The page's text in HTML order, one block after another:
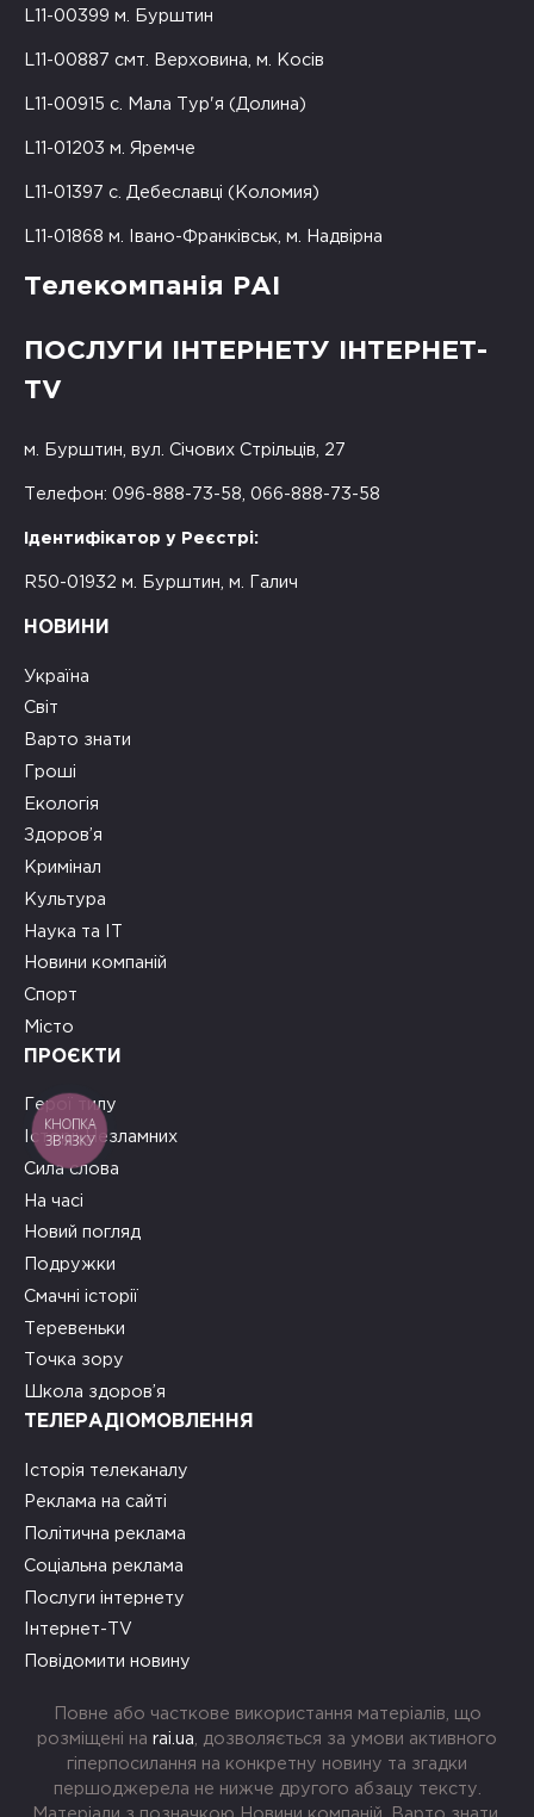
L11-00399 м. Бурштин
L11-00887 смт. Верховина, м. Косів
L11-00915 с. Мала Тур'я (Долина)
L11-01203 м. Яремче
L11-01397 с. Дебеславці (Коломия)
L11-01868 м. Івано-Франківськ, м. Надвірна
Телекомпанія РАІ
ПОСЛУГИ ІНТЕРНЕТУ ІНТЕРНЕТ-
TV
м. Бурштин, вул. Січових Стрільців, 27
Телефон: 096-888-73-58, 066-888-73-58
Ідентифікатор у Реєстрі:
R50-01932 м. Бурштин, м. Галич
НОВИНИ
Україна
Світ
Варто знати
Гроші
Екологія
Здоров’я
Кримінал
Культура
Наука та ІТ
Новини компаній
Спорт
Місто
ПРОЄКТИ
Герої тилу
Історії Незламних
Сила слова
На часі
Новий погляд
Подружки
Смачні історії
Теревеньки
Точка зору
Школа здоров’я
ТЕЛЕРАДІОМОВЛЕННЯ
Історія телеканалу
Реклама на сайті
Політична реклама
Соціальна реклама
Послуги інтернету
Інтернет-TV
Повідомити новину
Повне або часткове використання матеріалів, що
розміщені на rai.ua , дозволяється за умови активного
гіперпосилання на конкретну новину та згадки
першоджерела не нижче другого абзацу тексту.
КНОПКА
ЗВ'ЯЗКУ